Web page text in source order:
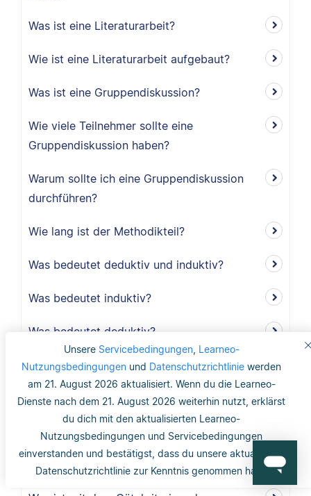
Unsere Servicebedingungen, Learneo-
Nutzungsbedingungen und Datenschutzrichtlinie werden
am 21. August 2026 aktualisiert. Wenn du die Learneo-
Dienste nach dem 21. August 2026 weiterhin nutzt, erklärst
du dich mit den aktualisierten Learneo-
Nutzungsbedingungen und Servicebedingungen
einverstanden und bestätigst, dass du unsere aktualisierte
Datenschutzrichtlinie zur Kenntnis genommen hast.
Was ist eine Literaturarbeit?
Wie ist eine Literaturarbeit aufgebaut?
Was ist eine Gruppendiskussion?
Wie viele Teilnehmer sollte eine
Gruppendiskussion haben?
Warum sollte ich eine Gruppendiskussion
durchführen?
Wie lang ist der Methodikteil?
Was bedeutet deduktiv und induktiv?
Was bedeutet induktiv?
Was bedeutet deduktiv?
Was ist Validität?
Was ist interne Validität?
Was versteht man unter Validität?
Was ist die Reliabilität?